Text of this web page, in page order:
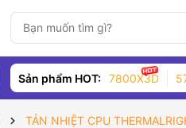
Sản phẩm HOT: 7800X3D
TẢN NHIỆT CPU